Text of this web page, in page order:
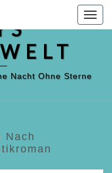
Nacht Ohne Sterne
Nach